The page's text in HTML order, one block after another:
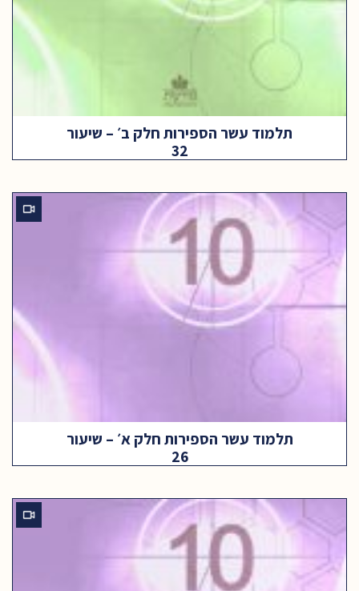
תלמוד עשר הספירות חלק ב׳ – שיעור
32
תלמוד עשר הספירות חלק א׳ – שיעור
26